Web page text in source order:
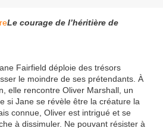
Le courage de l’héritière de
Fairfield déploie des trésors
le moindre de ses prétendants. À
elle rencontre Oliver Marshall, un
si Jane se révèle être la créature la
connue, Oliver est intrigué et se
à dissimuler. Ne pouvant résister à